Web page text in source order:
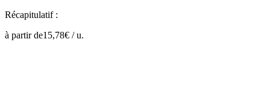
Récapitulatif :
à partir de15,78€ /u.